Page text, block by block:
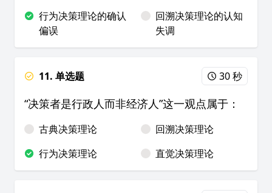
行为决策理论的确认
偏误
回溯决策理论的认知
失调
11. 单选题 30 秒
“决策者是行政人而非经济人”这一观点属于：
古典决策理论
回溯决策理论
行为决策理论
直觉决策理论